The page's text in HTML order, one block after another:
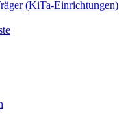
(KiTa-Einrichtungen)